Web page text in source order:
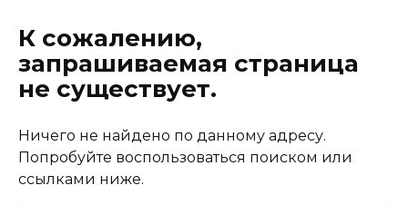
К сожалению,
запрашиваемая страница
не существует.
Ничего не найдено по данному адресу.
Попробуйте воспользоваться поиском или
ссылками ниже.